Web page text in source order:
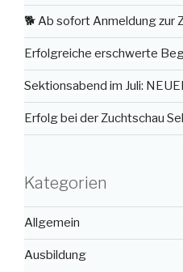
🐕 Ab sofort Anmeldung zur
Erfolgreiche erschwerte
Sektionsabend im Juli:
Erfolg bei der Zuchtschau
Kategorien
Allgemein
Ausbildung